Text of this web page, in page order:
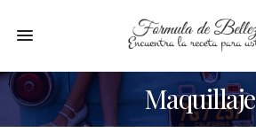
Maquillaje